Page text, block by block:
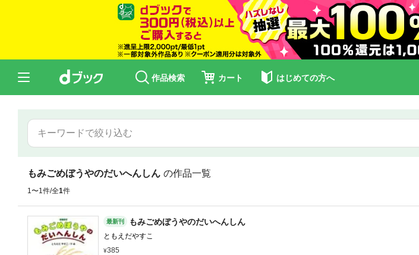
作品検索 カート はじめての方へ
もみごめぼうやのだいへんしん の作品一覧
1〜1件/全1件
最新刊 もみごめぼうやのだいへんしん
ともえだやすこ
385